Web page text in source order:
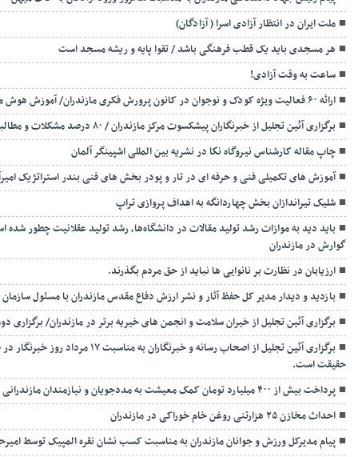
ملت ایران در انتظار آزادی اسرا ( آزادگان)
هر مسجدی باید یک قطب فرهنگی باشد / تقوا پایه و ریشه مسجد است
ساعت به وقت آزادی!
ارائه ۶۰ فعالیت ویژه کودک و نوجوان در کانون پرورش فکری مازندران/ آموزش هوش مصنوعی وارد کانون می‌شود.
برگزاری آئین تجلیل از خبرنگاران پیشکسوت مرکز مازندران / ۸۰ درصد مشکلات و مطالبات خبرنگاران مازندران در داخل استان رفع خواهد شد.
چاپ مقاله کارشناس نيروگاه نكا در نشریه بین المللی اشپینگر آلمان
آموزش های تکمیلی فنی و حرفه ای در تار و پودر بخش های فنی بندر استراتژیک
شلیک تیراندازان بخش چهاردانگه به اهداف پروازی تراپ
باید دید به موازات رشد تولید مقالات در دانشگاه‌ها، رشد تولید عقلانیت چطور
گوارش در مازندران
ارزیابان در نظارت بر نانوایی ها نباید از حق مردم بگذرند.
بازدید و دیدار مدیر کل حفظ آثار و نشر ارزش دفاع مقدس مازندران با مسئول
برگزاری آئین تجلیل از خیران سلامت و انجمن های خیریه برتر در مازندران/
برگزاری آئین تجلیل از اصحاب رسانه
حقیقت است.
پرداخت بیش از ۴۰۰ میلیارد تومان کمک معیشت به مددجویان و نیازمندان مازندرانی
احداث مخازن ۲۵ هزارتنی روغن خام خوراکی در مازندران
پیام مدیرکل ورزش و جوانان مازندران به مناسبت کسب نشان نقره المپیک توسط